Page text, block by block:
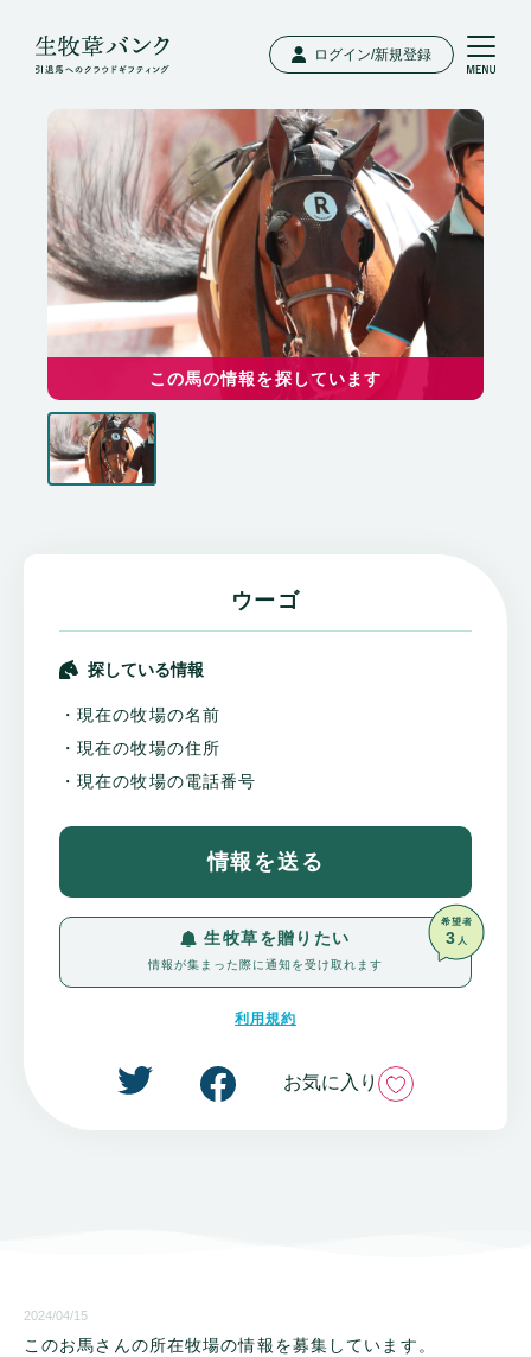
ログイン/新規登録
この馬の情報を探しています
ウーゴ
探している情報
・現在の牧場の名前
・現在の牧場の住所
・現在の牧場の電話番号
情報を送る
生牧草を贈りたい
情報が集まった際に通知を受け取れます
希望者
3 人
利用規約
お気に入り
2024/04/15
このお馬さんの所在牧場の情報を募集しています。